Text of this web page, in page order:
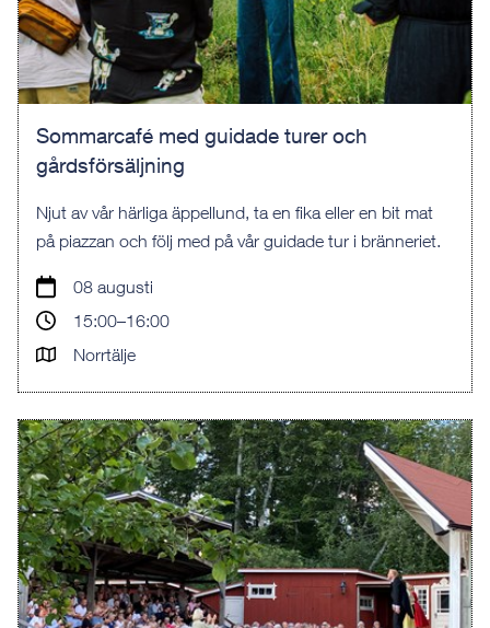
Sommarcafé med guidade turer och
gårdsförsäljning
Njut av vår härliga äppellund, ta en fika eller en bit mat
på piazzan och följ med på vår guidade tur i bränneriet.
08 augusti
15:00–16:00
Norrtälje